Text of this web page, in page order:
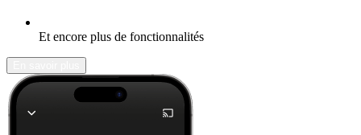
Et encore plus de fonctionnalités